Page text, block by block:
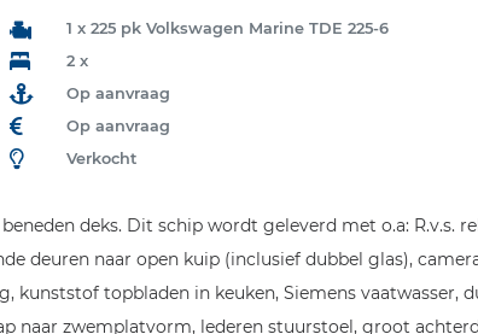
1 x 225 pk Volkswagen Marine TDE 225-6
2 x
Op aanvraag
Op aanvraag
Verkocht
deks. Dit schip wordt geleverd met o.a: R.v.s.
deuren naar open kuip (inclusief dubbel glas),
topbladen in keuken, Siemens vaatwasser,
naar zwemplatvorm, lederen stuurstoel, groot